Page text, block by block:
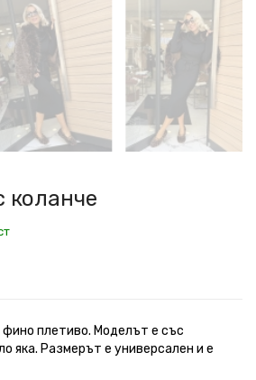
коланче
фино плетиво. Моделът е със
яка. Размерът е универсален и е